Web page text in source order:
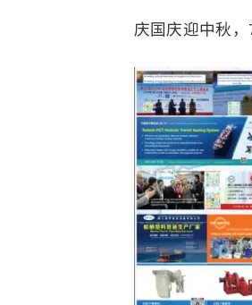
庆国庆迎中秋